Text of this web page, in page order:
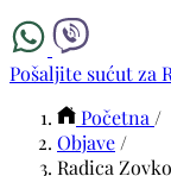
Pošaljite sućut za
Početna /
Objave /
Radica Zovko